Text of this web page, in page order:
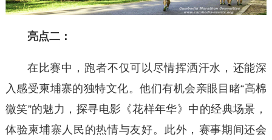
亮点二：
在比赛中，‌跑者不仅可以尽情挥洒汗水，‌还能深
入感受柬埔寨的独特文化。‌他们有机会亲眼目睹“高棉
微笑”的魅力，‌探寻电影《‌花样年华》‌中的经典场景，‌
体验柬埔寨人民的热情与友好。‌此外，‌赛事期间还会